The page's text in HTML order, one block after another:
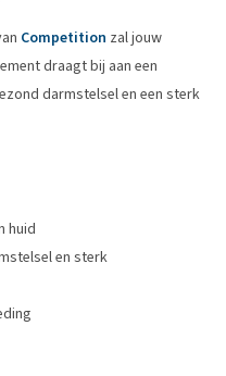
Competition zal jouw
draagt bij aan een
darmstelsel en een sterk
huid
en sterk